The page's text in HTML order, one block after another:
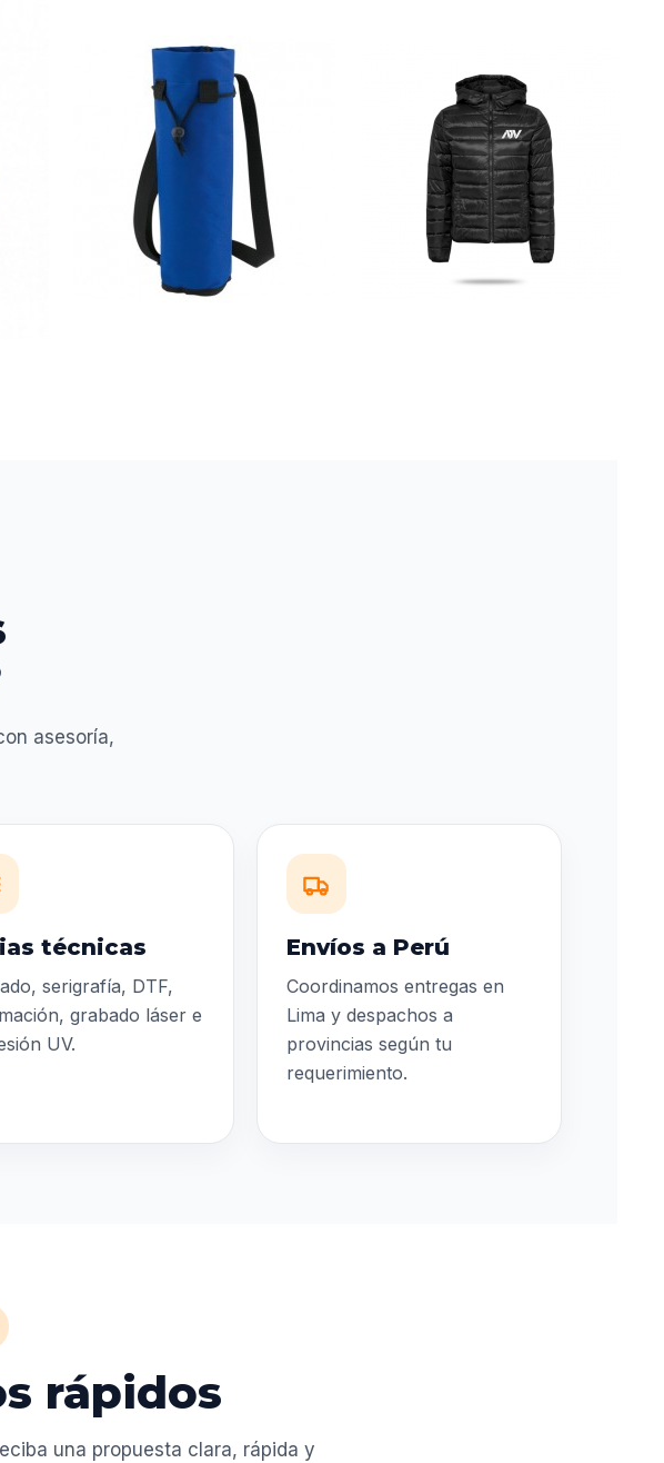
asesoría,
técnicas
serigrafía, DTF,
grabado láser e
UV.
Envíos a Perú
Coordinamos entregas en
Lima y despachos a
provincias según tu
requerimiento.
rápidos
una propuesta clara, rápida y